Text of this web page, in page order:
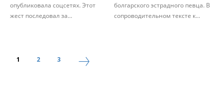
опубликовала соцсетях. Этот
жест последовал за...
болгарского эстрадного певца. В
сопроводительном тексте к...
1 2 3